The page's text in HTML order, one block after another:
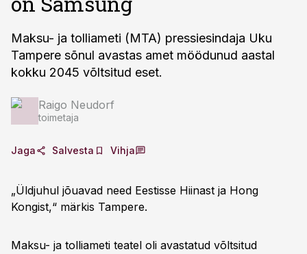
Maksu- ja tolliameti (MTA) pressiesindaja Uku
Tampere sõnul avastas amet möödunud aastal
kokku 2045 võltsitud eset.
Raigo Neudorf
toimetaja
Jaga Salvesta Vihja
„Üldjuhul jõuavad need Eestisse Hiinast ja Hong
Kongist,“ märkis Tampere.
Maksu- ja tolliameti teatel oli avastatud võltsitud